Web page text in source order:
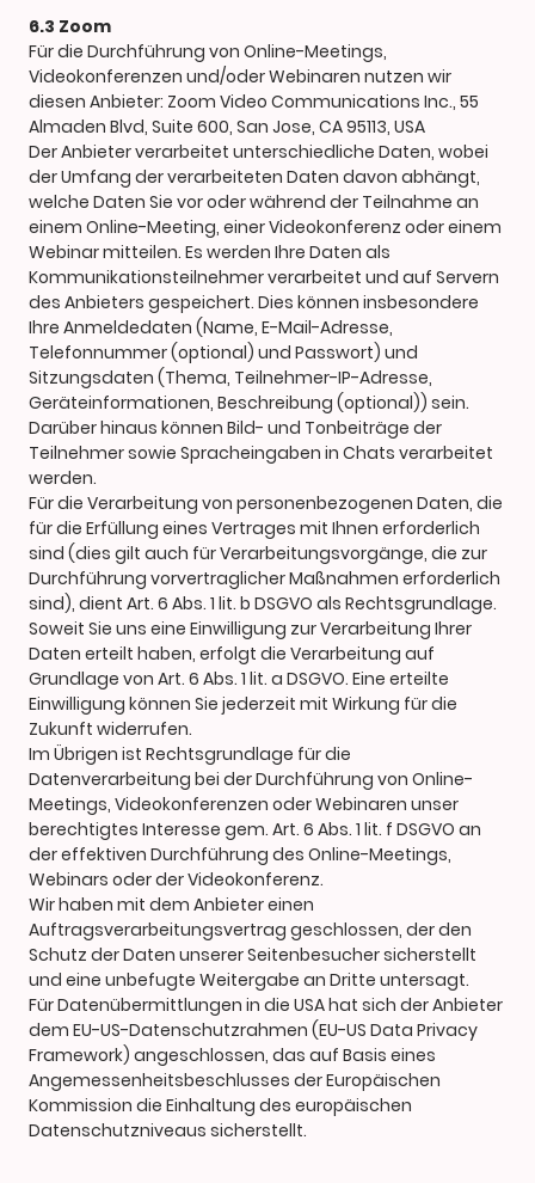
6.3 Zoom
Für die Durchführung von Online-Meetings,
Videokonferenzen und/oder Webinaren nutzen wir
diesen Anbieter: Zoom Video Communications Inc., 55
Almaden Blvd, Suite 600, San Jose, CA 95113, USA
Der Anbieter verarbeitet unterschiedliche Daten, wobei
der Umfang der verarbeiteten Daten davon abhängt,
welche Daten Sie vor oder während der Teilnahme an
einem Online-Meeting, einer Videokonferenz oder einem
Webinar mitteilen. Es werden Ihre Daten als
Kommunikationsteilnehmer verarbeitet und auf Servern
des Anbieters gespeichert. Dies können insbesondere
Ihre Anmeldedaten (Name, E-Mail-Adresse,
Telefonnummer (optional) und Passwort) und
Sitzungsdaten (Thema, Teilnehmer-IP-Adresse,
Geräteinformationen, Beschreibung (optional)) sein.
Darüber hinaus können Bild- und Tonbeiträge der
Teilnehmer sowie Spracheingaben in Chats verarbeitet
werden.
Für die Verarbeitung von personenbezogenen Daten, die
für die Erfüllung eines Vertrages mit Ihnen erforderlich
sind (dies gilt auch für Verarbeitungsvorgänge, die zur
Durchführung vorvertraglicher Maßnahmen erforderlich
sind), dient Art. 6 Abs. 1 lit. b DSGVO als Rechtsgrundlage.
Soweit Sie uns eine Einwilligung zur Verarbeitung Ihrer
Daten erteilt haben, erfolgt die Verarbeitung auf
Grundlage von Art. 6 Abs. 1 lit. a DSGVO. Eine erteilte
Einwilligung können Sie jederzeit mit Wirkung für die
Zukunft widerrufen.
Im Übrigen ist Rechtsgrundlage für die
Datenverarbeitung bei der Durchführung von Online-
Meetings, Videokonferenzen oder Webinaren unser
berechtigtes Interesse gem. Art. 6 Abs. 1 lit. f DSGVO an
der effektiven Durchführung des Online-Meetings,
Webinars oder der Videokonferenz.
Wir haben mit dem Anbieter einen
Auftragsverarbeitungsvertrag geschlossen, der den
Schutz der Daten unserer Seitenbesucher sicherstellt
und eine unbefugte Weitergabe an Dritte untersagt.
Für Datenübermittlungen in die USA hat sich der Anbieter
dem EU-US-Datenschutzrahmen (EU-US Data Privacy
Framework) angeschlossen, das auf Basis eines
Angemessenheitsbeschlusses der Europäischen
Kommission die Einhaltung des europäischen
Datenschutzniveaus sicherstellt.